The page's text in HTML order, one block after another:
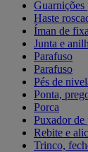
Guarnições
Haste
Íman de
Junta e
Parafuso
Parafuso
Pés de
Ponta,
Porca
Puxador de
Rebite e
Trinco,